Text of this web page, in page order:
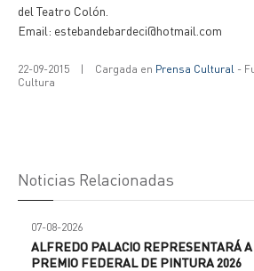
del Teatro Colón.
Email: estebandebardeci@hotmail.com
22-09-2015 | Cargada en Prensa Cultural -
Cultura
Noticias Relacionadas
07-08-2026
ALFREDO PALACIO REPRESENTARÁ
PREMIO FEDERAL DE PINTURA 2026